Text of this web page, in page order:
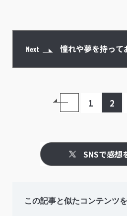
Next 憧れや夢を持って
1 2
SNSで感想
この記事と似たコンテンツ